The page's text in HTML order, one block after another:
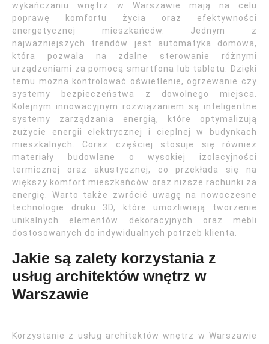
wykańczaniu wnętrz w Warszawie mają na celu
poprawę komfortu życia oraz efektywności
energetycznej mieszkańców. Jednym z
najważniejszych trendów jest automatyka domowa,
która pozwala na zdalne sterowanie różnymi
urządzeniami za pomocą smartfona lub tabletu. Dzięki
temu można kontrolować oświetlenie, ogrzewanie czy
systemy bezpieczeństwa z dowolnego miejsca.
Kolejnym innowacyjnym rozwiązaniem są inteligentne
systemy zarządzania energią, które optymalizują
zużycie energii elektrycznej i cieplnej w budynkach
mieszkalnych. Coraz częściej stosuje się również
materiały budowlane o wysokiej izolacyjności
termicznej oraz akustycznej, co przekłada się na
większy komfort mieszkańców oraz niższe rachunki za
energię. Warto także zwrócić uwagę na nowoczesne
technologie druku 3D, które umożliwiają tworzenie
unikalnych elementów dekoracyjnych oraz mebli
dostosowanych do indywidualnych potrzeb klienta.
Jakie są zalety korzystania z
usług architektów wnętrz w
Warszawie
Korzystanie z usług architektów wnętrz w Warszawie